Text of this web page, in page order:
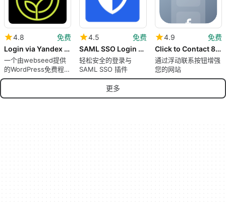
4.8
免费
Login via Yandex вход через Яндекс ID
一个由webseed提供
的WordPress免费程
序。
4.5
免费
SAML SSO Login 8211 WP Single Sign On
轻松安全的登录与
SAML SSO 插件
4.9
免费
Click to Contact 8211 Float Buttons
通过浮动联系按钮增强
您的网站
更多